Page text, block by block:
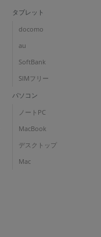
タブレット
docomo
au
SoftBank
SIMフリー
パソコン
ノートPC
MacBook
デスクトップ
Mac